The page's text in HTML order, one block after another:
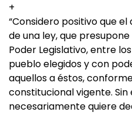
+
“Considero positivo que
de una ley, que
Poder Legislativo, entre
pueblo elegidos y con
aquellos a éstos,
constitucional vigente.
necesariamente quiere